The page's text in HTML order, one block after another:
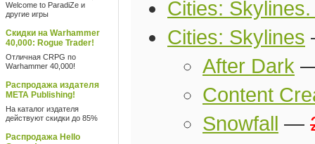
Welcome to ParadiZe и
другие игры
Скидки на Warhammer
40,000: Rogue Trader!
Отличная CRPG по
Warhammer 40,000!
Распродажа издателя
META Publishing!
На каталог издателя
действуют скидки до 85%
Распродажа Hello
Cities:
Cities: Skylines
After Dark
Content
Snowfall —